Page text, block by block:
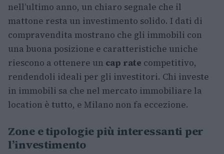
nell’ultimo anno, un chiaro segnale che il
mattone resta un investimento solido. I dati di
compravendita mostrano che gli immobili con
una buona posizione e caratteristiche uniche
riescono a ottenere un cap rate competitivo,
rendendoli ideali per gli investitori. Chi investe
in immobili sa che nel mercato immobiliare la
location è tutto, e Milano non fa eccezione.
Zone e tipologie più interessanti per
l’investimento